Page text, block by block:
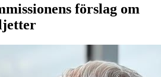
förslag om